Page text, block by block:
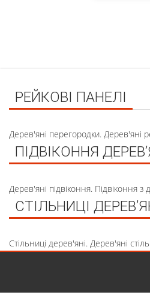
РЕЙКОВІ ПАНЕЛІ
Дерев'яні перегородки. Дерев'яні
ПІДВІКОННЯ
Дерев'яні підвіконня. Підвіконня
СТІЛЬНИЦІ
Стільниці дерев'яні. Дерев'яні